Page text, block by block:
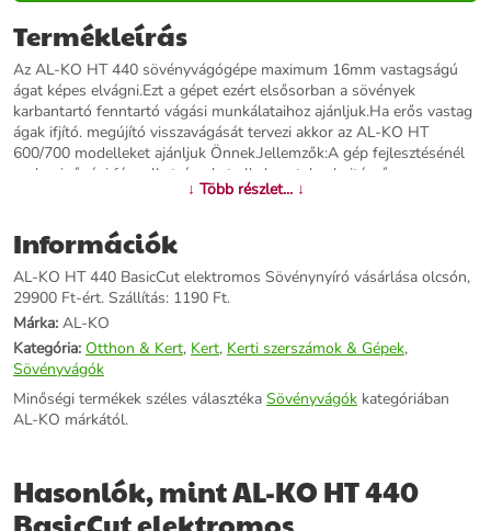
Termékleírás
Az AL-KO HT 440 sövényvágógépe maximum 16mm vastagságú
ágat képes elvágni.Ezt a gépet ezért elsősorban a sövények
karbantartó fenntartó vágási munkálataihoz ajánljuk.Ha erős vastag
ágak ifjító. megújító visszavágását tervezi akkor az AL-KO HT
600/700 modelleket ajánljuk Önnek.Jellemzők:A gép fejlesztésénél
csak minőségi fém alkatrészeket alkalmaztak a hajtómű
kialakításánál.Beépített vízszintjelző segít az egyenesvonalú vágás
fogási pozícióban működtethetők legyenek.Teljesítmény 440
WVágáshossz 440 mmVágáserősség 16 mmLengésszám 3400
f/percKéstípus GyémántélezésűVágóelv Ellenfutó biztonsági
késBiztonság:A késhegyek biztonsági megfontolásokból
lekerekítettek.Az AL-KO mérnökei a sövénynyírókat is kétkezes
biztonsági kapcsolóval valamint reteszelővel látják el, mellyel a
figyelmetlenségből fakadó kézsérülések kerülhetőek el.Szintén az
alapvető biztonsági berendezések közé tartozik a gyorsfék,amely
akár 0.05 másodperc alatt meg tudja állítani a sebesen mozgó
késeket.
↓ Több részlet... ↓
Információk
AL-KO HT 440 BasicCut elektromos Sövénynyíró vásárlása olcsón,
29900 Ft-ért. Szállítás: 1190 Ft.
Márka: AL-KO
Kategória: Otthon & Kert, Kert, Kerti szerszámok & Gépek,
Sövényvágók
Minőségi termékek széles választéka Sövényvágók kategóriában
AL-KO márkától.
Hasonlók, mint AL-KO HT 440